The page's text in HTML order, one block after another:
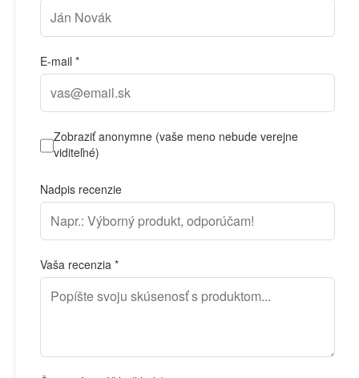
E-mail *
Zobraziť anonymne (vaše meno nebude verejne
viditeľné)
Nadpis recenzie
Vaša recenzia *